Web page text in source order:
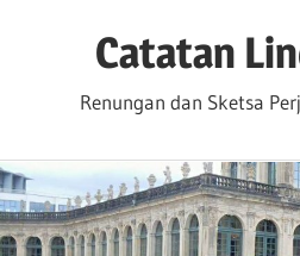
Catatan
Renungan dan Sketsa